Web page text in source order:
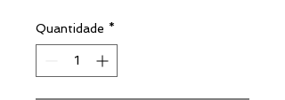
Quantidade *